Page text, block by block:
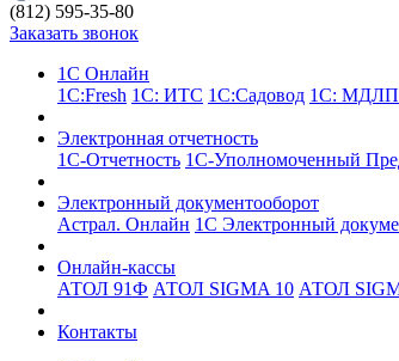
(812) 595-35-80
Заказать звонок
1С Онлайн
1С:Fresh 1С: ИТС 1С:Садовод 1С: МДЛП
Электронная отчетность
1С-Отчетность 1С-Уполномоченный
Электронный документооборот
Астрал. Онлайн 1С Электронный
Онлайн-кассы
АТОЛ 91Ф АТОЛ SIGMA 10 АТОЛ
Контакты